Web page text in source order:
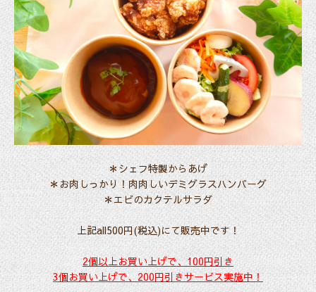
＊シェフ特製からあげ
＊お肉しっかり！肉肉しいデミグラスハンバーグ
＊エビのカクテルサラダ
上記all500円(税込)にて販売中です！
2個以上お買い上げで、100円引き
3個お買い上げで、200円引きサービス実施中！